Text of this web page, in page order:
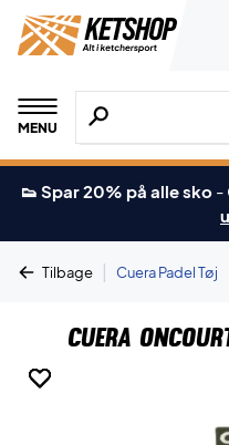
MENU
Søg efter
👟 Spar 20% på alle sko -
Tilbage | Cuera Padel Tøj
Cuera